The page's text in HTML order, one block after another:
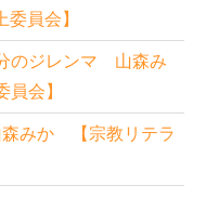
員会】
のジレンマ 山森み
会】
みか 【宗教リテラ